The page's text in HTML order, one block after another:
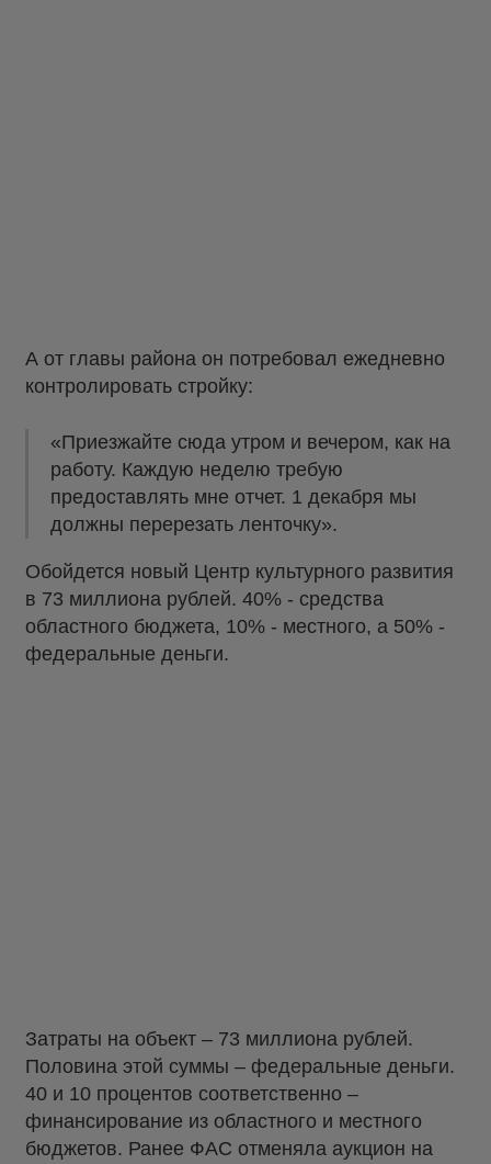
А от главы района он потребовал ежедневно
контролировать стройку:
«Приезжайте сюда утром и вечером, как на
работу. Каждую неделю требую
предоставлять мне отчет. 1 декабря мы
должны перерезать ленточку».
Обойдется новый Центр культурного развития
в 73 миллиона рублей. 40% - средства
областного бюджета, 10% - местного, а 50% -
федеральные деньги.
Затраты на объект – 73 миллиона рублей.
Половина этой суммы – федеральные деньги.
40 и 10 процентов соответственно –
финансирование из областного и местного
бюджетов. Ранее ФАС отменяла аукцион на